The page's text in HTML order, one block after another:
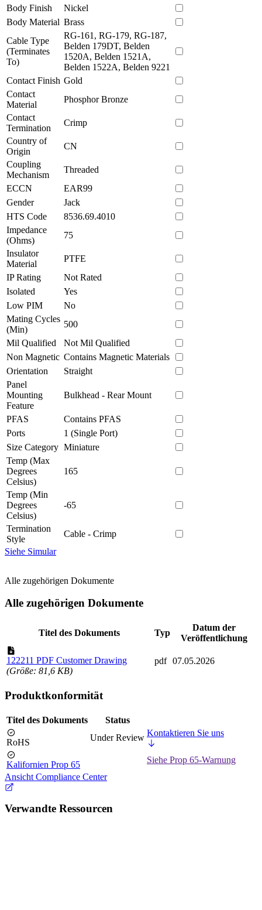
Body Finish
Nickel
Body Material Brass
Cable Type
(Terminates
To)
RG-161, RG-179, RG-187,
Belden 179DT, Belden
1520A, Belden 1521A,
Belden 1522A, Belden 9221
Contact Finish Gold
Contact
Material
Phosphor Bronze
Contact
Termination
Crimp
Country of
Origin
CN
Coupling
Mechanism
Threaded
ECCN
EAR99
Gender
Jack
HTS Code
8536.69.4010
Impedance
(Ohms)
75
Insulator
Material
PTFE
IP Rating
Not Rated
Isolated
Yes
Low PIM
No
Mating Cycles
(Min)
500
Mil Qualified
Not Mil Qualified
Non Magnetic Contains Magnetic Materials
Orientation
Straight
Panel
Mounting
Feature
Bulkhead - Rear Mount
PFAS
Contains PFAS
Ports
1 (Single Port)
Size Category Miniature
Temp (Max
Degrees
Celsius)
165
Temp (Min
Degrees
Celsius)
-65
Termination
Style
Cable - Crimp
Siehe Simular
Alle zugehörigen Dokumente
Alle zugehörigen Dokumente
Titel des Dokuments Typ
Datum der
Veröffentlichung
122211 PDF Customer Drawing
(Größe: 81,6 KB)
pdf 07.05.2026
Produktkonformität
Titel des Dokuments Status
RoHS Under Review Kontaktieren Sie uns
Kalifornien Prop 65
Siehe Prop 65-Warnung
Ansicht Compliance Center
Verwandte Ressourcen